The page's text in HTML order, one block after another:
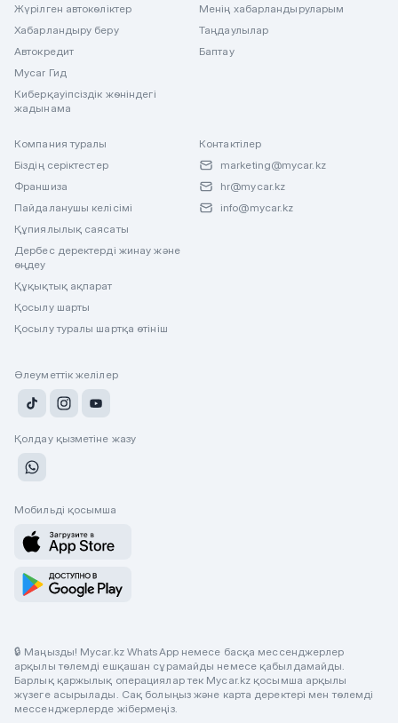
Жүрілген автокөліктер
Хабарландыру беру
Автокредит
Mycar Гид
Киберқауіпсіздік жөніндегі
жадынама
Менің хабарландыруларым
Таңдаулылар
Баптау
Компания туралы
Біздің серіктестер
Франшиза
Пайдаланушы келісімі
Құпиялылық саясаты
Дербес деректерді жинау және
өңдеу
Құқықтық ақпарат
Қосылу шарты
Қосылу туралы шартқа өтініш
Контактілер
marketing@mycar.kz
hr@mycar.kz
info@mycar.kz
Әлеуметтік желілер
Қолдау қызметіне жазу
Мобильді қосымша
🔒 Маңызды! Mycar.kz WhatsApp немесе басқа мессенджерлер
арқылы төлемді ешқашан сұрамайды немесе қабылдамайды.
Барлық қаржылық операциялар тек Mycar.kz қосымша арқылы
жүзеге асырылады. Сақ болыңыз және карта деректері мен төлемді
мессенджерлерде жібермеңіз.